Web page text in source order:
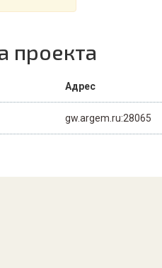
проекта
Адрес
gw.argem.ru:28065